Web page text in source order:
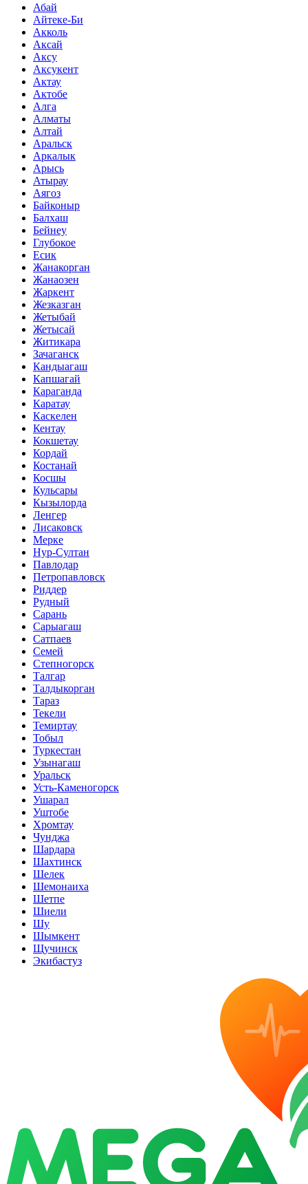
Абай
Айтеке-Би
Акколь
Аксай
Аксу
Аксукент
Актау
Актобе
Алга
Алматы
Алтай
Аральск
Аркалык
Арысь
Атырау
Аягоз
Байконыр
Балхаш
Бейнеу
Глубокое
Есик
Жанакорган
Жанаозен
Жаркент
Жезказган
Жетыбай
Жетысай
Житикара
Зачаганск
Кандыагаш
Капшагай
Караганда
Каратау
Каскелен
Кентау
Кокшетау
Кордай
Костанай
Косшы
Кульсары
Кызылорда
Ленгер
Лисаковск
Мерке
Нур-Султан
Павлодар
Петропавловск
Риддер
Рудный
Сарань
Сарыагаш
Сатпаев
Семей
Степногорск
Талгар
Талдыкорган
Тараз
Текели
Темиртау
Тобыл
Туркестан
Узынагаш
Уральск
Усть-Каменогорск
Ушарал
Уштобе
Хромтау
Чунджа
Шардара
Шахтинск
Шелек
Шемонаиха
Шетпе
Шиели
Шу
Шымкент
Щучинск
Экибастуз